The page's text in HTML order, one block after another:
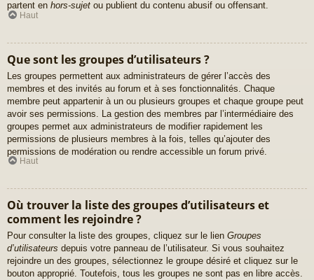
partent en hors-sujet ou publient du contenu abusif ou offensant.
Haut
Que sont les groupes d’utilisateurs ?
Les groupes permettent aux administrateurs de gérer l’accès des
membres et des invités au forum et à ses fonctionnalités. Chaque
membre peut appartenir à un ou plusieurs groupes et chaque groupe peut
avoir ses permissions. La gestion des membres par l’intermédiaire des
groupes permet aux administrateurs de modifier rapidement les
permissions de plusieurs membres à la fois, telles qu’ajouter des
permissions de modération ou rendre accessible un forum privé.
Haut
Où trouver la liste des groupes d’utilisateurs et
comment les rejoindre ?
Pour consulter la liste des groupes, cliquez sur le lien Groupes
d’utilisateurs depuis votre panneau de l’utilisateur. Si vous souhaitez
rejoindre un des groupes, sélectionnez le groupe désiré et cliquez sur le
bouton approprié. Toutefois, tous les groupes ne sont pas en libre accès.